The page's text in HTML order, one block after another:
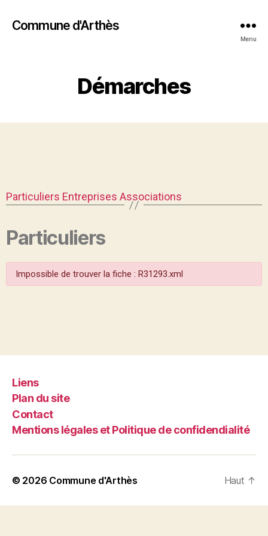
Commune d'Arthès
Menu
Démarches
Particuliers Entreprises Associations
Particuliers
Impossible de trouver la fiche : R31293.xml
Liens
Plan du site
Contact
Mentions légales et Politique de confidendialité
© 2026 Commune d'Arthès Haut ↑